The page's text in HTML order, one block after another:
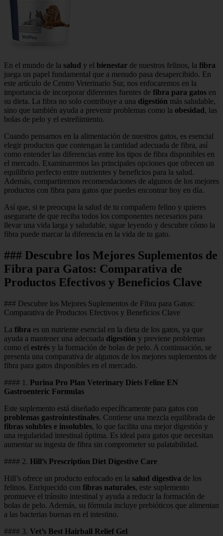
En el mundo de la salud y el bienestar de nuestros felinos, la fibra
juega un papel fundamental que a menudo pasa desapercibido. En
este artículo de Centro Veterinario Sur, nos enfocaremos en la
importancia de incorporar diferentes fuentes de fibra para gatos en
su dieta. La fibra no solo contribuye a una digestión más saludable,
sino que también ayuda a prevenir problemas como la obesidad, las
bolas de pelo y el estreñimiento.
Cuando pensamos en la alimentación de nuestros gatos, es esencial
elegir productos que contengan la cantidad adecuada de fibra, así
como entender las diferencias entre los tipos de fibra disponibles en
el mercado. Examinaremos las principales opciones que ofrecen un
equilibrio perfecto entre nutrientes y beneficios para la salud.
Además, compartiremos recomendaciones de algunos de los mejores
productos con fibra para gatos que puedes encontrar hoy en día.
Así que, si te preocupa la salud de tu compañero felino y quieres
asegurarte de que reciba todos los componentes necesarios para
llevar una vida larga y saludable, sigue leyendo y descubre cómo la
fibra puede marcar la diferencia en la vida de tu gato.
### Descubre los Mejores Suplementos de
Fibra para Gatos: Comparativa de
Productos Efectivos y Beneficios Clave
### Descubre los Mejores Suplementos de Fibra para Gatos:
Comparativa de Productos Efectivos y Beneficios Clave
La fibra es un nutriente esencial en la dieta de los gatos, ya que
ayuda a mantener una adecuada digestión y previene problemas
como el estrés y la formación de bolas de pelo. A continuación, se
presenta una comparativa de algunos de los mejores suplementos de
fibra para gatos disponibles en el mercado.
#### 1. Purina Pro Plan Veterinary Diets Feline EN
Gastroenteric Formulas
Este suplemento está diseñado específicamente para gatos con
problemas gastrointestinales. Contiene una mezcla equilibrada de
fibras solubles e insolubles, lo que facilita una mejor digestión y
una regularidad intestinal óptima. Es ideal para gatos que necesitan
aumentar su ingesta de fibra sin comprometer su palatabilidad.
#### 2. Hill’s Prescription Diet Digestive Care
Hill’s ofrece un producto enfocado en la salud digestiva de los
felinos. Enriquecido con fibras naturales, este suplemento
promueve el tránsito intestinal y ayuda a reducir la formación de
bolas de pelo. Además, su fórmula incluye prebióticos que alimentan
a las bacterias buenas en el intestino.
#### 3. Vet’s Best Hairball Relief Gel